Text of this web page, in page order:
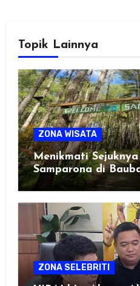
Topik Lainnya
ZONA WISATA
Menikmati
Samparona di
Healing Favorit!
ZONA SELEBRITI